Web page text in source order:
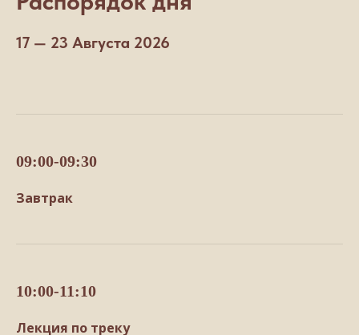
17 — 23 Августа 2026
09:00-09:30
Завтрак
10:00-11:10
Лекция по треку